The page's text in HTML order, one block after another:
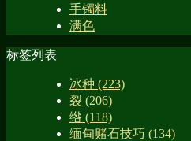
手镯料
满色
标签列表
冰种 (223)
裂 (206)
绺 (118)
缅甸赌石技巧 (134)